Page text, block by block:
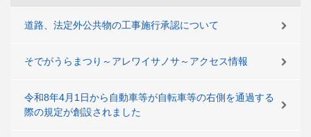
道路、法定外公共物の工事施行承認について
そでがうらまつり～アレワイサノサ～アクセス情報
令和8年4月1日から自動車等が自転車等の右側を通過する
際の規定が創設されました